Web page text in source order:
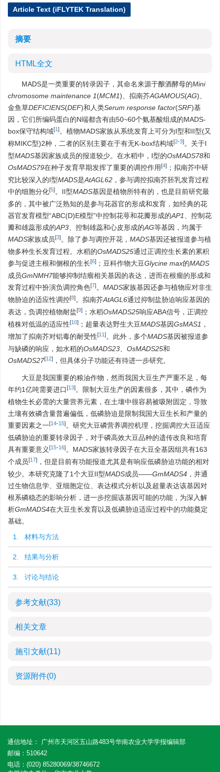
Article Text (iFLYTEK Translation)
摘要
HTML全文
MADS是一类重要的转录因子，其命名来源于酿酒酵母的Mini
chromosome maintenance 1(MCM1)、拟南芥AGAMOUS(AG)、
金鱼草DEFICIENS(DEF)和人类Serum response factor(SRF)基
因，它们所编码蛋白的N端都含有由50~60个氨基酸组成的MADS-
box保守结构域[1]。植物MADS家族从系统发育上可分为I型和II型(又
称MIKC型)2种，二者的区别主要在于有无K-box结构域[2-3]。关于I
型MADS基因家族成员的报道较少。在水稻中，I型的OsMADS78和
OsMADS79在种子发育早期发挥了重要的调控作用[4] ；拟南芥中研
究比较深入的I型MADS是AtAGL62 ，参与调控拟南芥胚乳发育过程
中的细胞分化[5]。II型MADS基因是植物所特有的，也是目前研究最
多的，其中被广泛熟知的是参与花器官的形成和发育，如经典的花
器官发育模型“ABC(D)E模型”中控制花萼和花瓣形成的AP1
、控制花
瓣和雄蕊形成的AP3 、控制雄蕊和心皮形成的AG等基因，均属于
MADS家族成员[3]。除了参与调控开花， MADS基因还被报道参与植
物多种生长发育过程。水稻的OsMADS25通过正调控生长素的累积
参与促进主根和侧根的生长[6] ；豆科作物大豆Glycine max的MADS
成员GmNMH7能够抑制结瘤相关基因的表达，进而在根瘤的形成和
发育过程中扮演负调控角色[7]。 MADS家族基因还参与植物应对非生
物胁迫的适应性调控[8]。拟南芥AtAGL6通过抑制盐胁迫响应基因的
表达，负调控植物耐盐[9] ；水稻OsMADS25响应ABA信号，正调控
植株对低温的适应性[10] ；超量表达野生大豆MADS基因GsMAS1 ，
增加了拟南芥对铝毒的耐受性[11]。此外，多个MADS基因被报道参
与缺磷的响应，如水稻的OsMADS23 OsMADS25和
OsMADS27[12] ，但具体分子功能还有待进一步研究。
大豆是我国重要的粮油作物，然而我国大豆生产严重不足，每
年约1亿吨需要进口[13]。限制大豆生产的因素很多，其中，磷作为
植物生长必需的大量营养元素，在土壤中很容易被吸附固定，导致
土壤有效磷含量普遍偏低，低磷胁迫是限制我国大豆生长和产量的
重要因素之一[14-15]。研究大豆磷营养调控机理，挖掘调控大豆适应
低磷胁迫的重要转录因子，对于磷高效大豆品种的遗传改良和培育
具有重要意义[15-16]。MADS家族转录因子在大豆全基因组共有163
个成员[17] ，但是目前有功能报道尤其是有响应低磷胁迫功能的相对
较少。本研究克隆了1个大豆II型MADS成员——GmMADS4 ，并通
过生物信息学、亚细胞定位、表达模式分析以及超量表达该基因对
根系磷稳态的影响分析，进一步挖掘该基因可能的功能，为深入解
析GmMADS4在大豆生长发育以及低磷胁迫适应过程中的功能奠定
基础。
1. 材料与方法
2. 结果与分析
3. 讨论与结论
参考文献(33)
相关文章
施引文献(11)
资源附件(0)
通信地址： 广州市天河区五山路483号华南农业大学学报编辑部
邮编：510642
电话：(020) 85280069/38746672